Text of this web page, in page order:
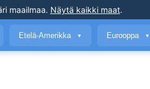
maailmaa. Näytä kaikki maat.
Etelä-Amerikka ▼ Eurooppa ▼